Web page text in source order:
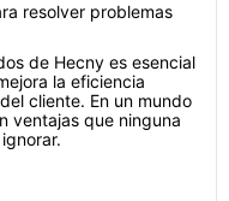
resolver problemas
de Hecny es esencial
la eficiencia
cliente. En un mundo
ventajas que ninguna